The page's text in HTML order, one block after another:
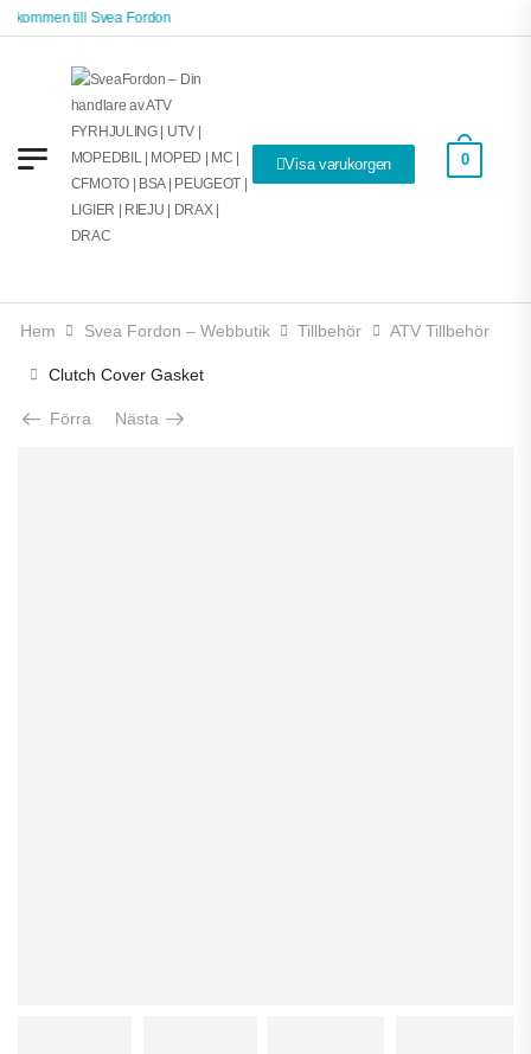
till Svea Fordon
Visa varukorgen 0
Hem Svea Fordon – Webbutik Tillbehör ATV Tillbehör
Clutch Cover Gasket
Förra Nästa